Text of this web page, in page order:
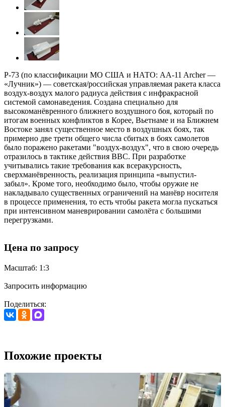
Р-73 (по классификации МО США и НАТО: AA-11 Archer —
«Лучник») — советская/российская управляемая ракета класса
воздух-воздух малого радиуса действия с инфракрасной
системой самонаведения. Создана специально для
высокоманёвренного ближнего воздушного боя, который по
итогам военных конфликтов в Корее, Вьетнаме и на Ближнем
Востоке занял существенное место в воздушных боях, так
примерно две трети общего числа сбитых в боях самолетов
было поражено ракетами "воздух-воздух", что в свою очередь
отразилось в тактике действия ВВС. При разработке
учитывались такие требования как всеракурсность,
сверхманёвренность, реализация принципа «выпустил-
забыл». Кроме того, необходимо было, чтобы оружие не
накладывало существенных ограничений на манёвр носителя
в процессе применения, то есть чтобы ракета могла пускаться
при интенсивном маневрировании самолёта с большими
перегрузками.
Цена по запросу
Масштаб: 1:3
Запросить информацию
Поделиться:
Похожие проекты